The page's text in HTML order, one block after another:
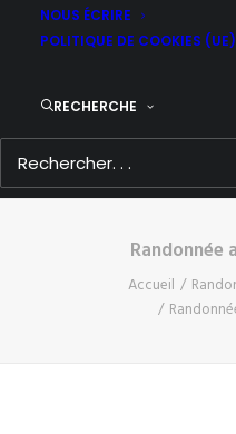
NOUS ÉCRIRE
POLITIQUE DE COOKIES (UE)
RECHERCHE
Randonnée
Accueil